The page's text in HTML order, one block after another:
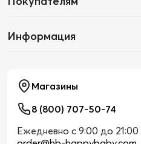
Информация
Магазины
8 (800) 707-50-74
Ежедневно с 9:00 до 21:00